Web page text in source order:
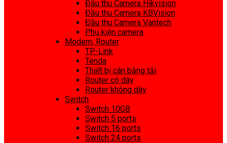
Đầu thu Camera Hikvision
Đầu thu Camera KBVision
Đầu thu Camera Vantech
Phụ kiện camera
Modem, Router
TP-Link
Tenda
Thiết bị cân bằng tải
Router có dây
Router không dây
Switch
Switch 10GB
Switch 5 ports
Switch 16 ports
Switch 24 ports